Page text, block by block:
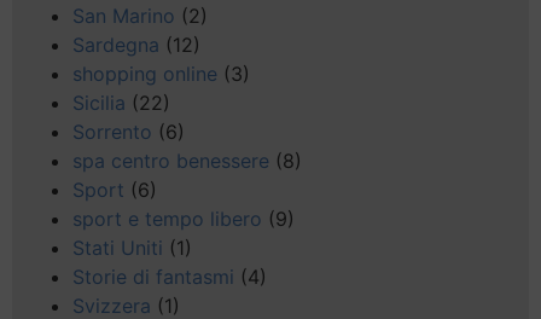
San Marino (2)
Sardegna (12)
shopping online (3)
Sicilia (22)
Sorrento (6)
spa centro benessere (8)
Sport (6)
sport e tempo libero (9)
Stati Uniti (1)
Storie di fantasmi (4)
Svizzera (1)